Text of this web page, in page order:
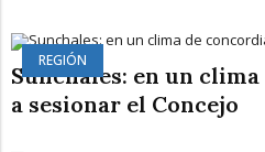
REGIÓN
Sunchales: en un
a sesionar el Concejo